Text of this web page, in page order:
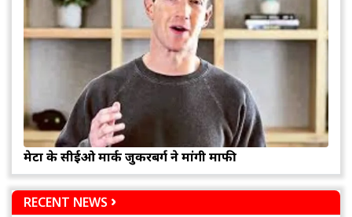
मेटा के सीईओ मार्क जुकरबर्ग ने मांगी माफी
RECENT NEWS